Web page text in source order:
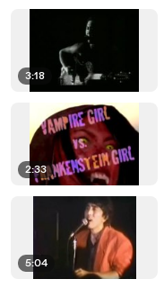
3:18
2:33
5:04